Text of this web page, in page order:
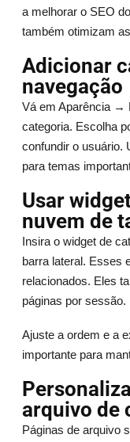
a melhorar o SEO
também otimizam
Adicionar
navegação
Vá em Aparência →
categoria. Escolha
confundir o usuário.
para temas
Usar
nuvem de
Insira o widget de
barra lateral. Esses
relacionados. Eles
páginas por sessão.
Ajuste a ordem e a
importante para
arquivo de
Páginas de arquivo